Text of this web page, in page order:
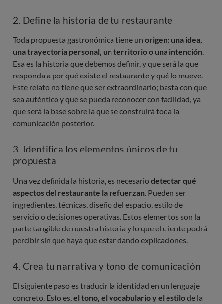
2. Define la historia de tu restaurante
Toda propuesta gastronómica tiene un origen: una idea,
una trayectoria personal, un territorio o una intención.
Esa es la historia que debemos definir, y que será la que
responda a por qué existe el restaurante y qué lo mueve.
Este relato no tiene que ser extraordinario; basta con que
sea auténtico y que se pueda reconocer con facilidad, ya
que será la base sobre la que se construirá toda la
comunicación posterior.
3. Identifica los elementos únicos de tu
propuesta
Una vez definida la historia, es necesariodetectar qué
aspectos del restaurante la refuerzan. Pueden ser
ingredientes, técnicas, diseño del espacio, estilo de
servicio o decisiones operativas. Estos elementos son la
parte tangible de nuestra historia y lo que el cliente podrá
percibir sin que haya que estar dando explicaciones.
4. Crea tu narrativa y tono de comunicación
El siguiente paso es traducir la identidad en un lenguaje
concreto. Esto es,el tono, el vocabulario y el estilode la